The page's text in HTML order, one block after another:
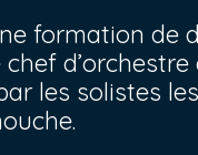
formation de
chef
les solistes